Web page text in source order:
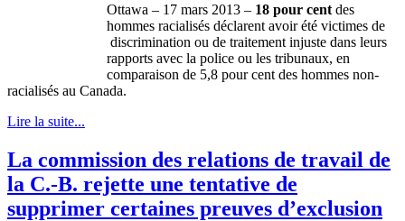
Ottawa – 17 mars 2013 – 18 pour cent des
hommes racialisés déclarent avoir été victimes de
discrimination ou de traitement injuste dans leurs
rapports avec la police ou les tribunaux, en
comparaison de 5,8 pour cent des hommes non-
racialisés au Canada.
Lire la suite...
La commission des relations de travail de
la C.-B. rejette une tentative de
supprimer certaines preuves d’exclusion